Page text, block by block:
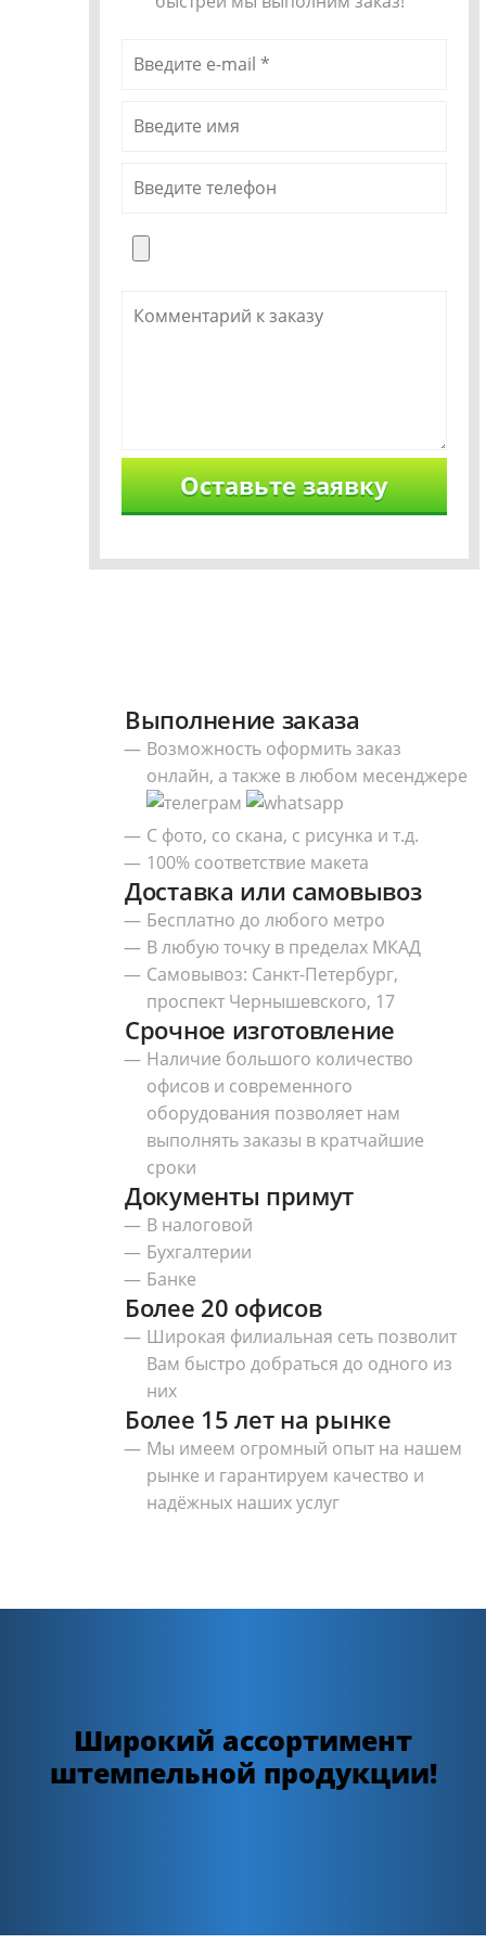
Выполнение заказа
Возможность оформить заказ
онлайн, а также в любом месенджере
С фото, со скана, с рисунка и т.д.
100% соответствие макета
Доставка или самовывоз
Бесплатно до любого метро
В любую точку в пределах МКАД
Самовывоз: Санкт-Петербург,
проспект Чернышевского, 17
Срочное изготовление
Наличие большого количество
офисов и современного
оборудования позволяет нам
выполнять заказы в кратчайшие
сроки
Документы примут
В налоговой
Бухгалтерии
Банке
Более 20 офисов
Широкая филиальная сеть позволит
Вам быстро добраться до одного из
них
Более 15 лет на рынке
Мы имеем огромный опыт на нашем
рынке и гарантируем качество и
надёжных наших услуг
Широкий ассортимент
штемпельной продукции!